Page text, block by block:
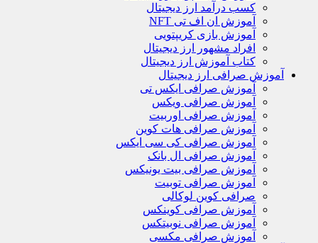
کسب درآمد ارز دیجیتال
آموزش ان اف تی NFT
آموزش بازی کریپتویی
افراد مشهور ارز دیجیتال
کتاب آموزش ارز دیجیتال
آموزش صرافی ارز دیجیتال
آموزش صرافی ایکس تی
آموزش صرافی ویکس
آموزش صرافی اوربیت
آموزش صرافی هات کوین
آموزش صرافی کی سی ایکس
آموزش صرافی ال بانک
آموزش صرافی بیت یونیکس
آموزش صرافی توبیت
صرافی کوین لوکالی
آموزش صرافی کوینکس
آموزش صرافی نوبیتکس
آموزش صرافی مکسی